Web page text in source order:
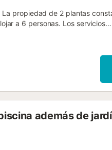
La propiedad de 2 plantas
a 6 personas. Los servicios
piscina, jardín, terraza
acceder a una zona exterior
No se permiten mascotas ni
además de